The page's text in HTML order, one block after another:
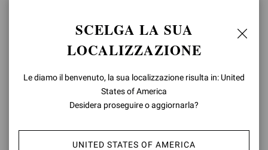
dalla tipica penny bar frontale e un tacco basso di 20mm. Fatto a
Codice Modello: U25350.20CUO
SCELGA LA SUA
LOCALIZZAZIONE
Le diamo il benvenuto, la sua localizzazione risulta in: United
States of America
Desidera proseguire o aggiornarla?
UNITED STATES OF AMERICA